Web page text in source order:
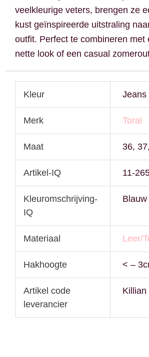
veelkleurige veters, brengen ze
kust geïnspireerde uitstraling
outfit. Perfect te combineren met
nette look of een casual
Kleur Jeans
Merk Toral
Maat 36,
Artikel-IQ 11-
Kleuromschrijving-
IQ
Blauw
Materiaal Leer/
Hakhoogte < –
Artikel code
leverancier
Killian